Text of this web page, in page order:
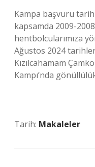
Kampa başvuru tarihi
kapsamda 2009-
hentbolcularımıza
Ağustos 2024
Kızılcahamam
Kampı’nda
Tarih: Makaleler